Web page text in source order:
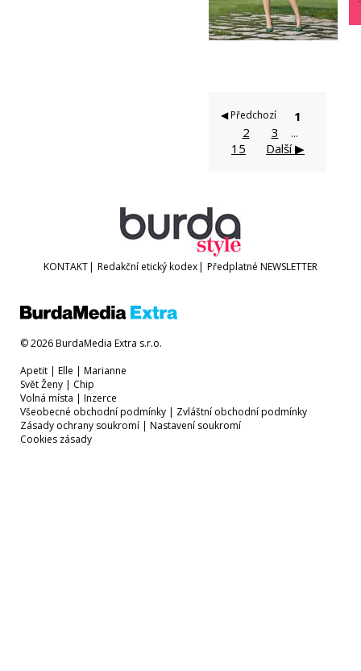
◀ Předchozí
1
2
3 ...
15 Další ▶
KONTAKT| Redakční etický kodex| Předplatné NEWSLETTER
© 2026 BurdaMedia Extra s.r.o.
Apetit | Elle | Marianne
Svět Ženy | Chip
Volná místa | Inzerce
Všeobecné obchodní podmínky | Zvláštní obchodní podmínky
Zásady ochrany soukromí | Nastavení soukromí
Cookies zásady